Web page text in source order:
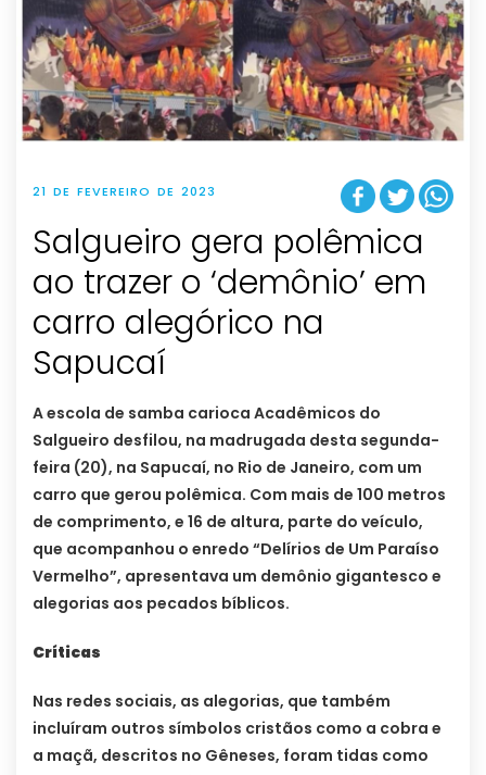
21 DE FEVEREIRO DE 2023
Salgueiro gera polêmica
ao trazer o ‘demônio’ em
carro alegórico na
Sapucaí
A escola de samba carioca Acadêmicos do
Salgueiro desfilou, na madrugada desta segunda-
feira (20), na Sapucaí, no Rio de Janeiro, com um
carro que gerou polêmica. Com mais de 100 metros
de comprimento, e 16 de altura, parte do veículo,
que acompanhou o enredo “Delírios de Um Paraíso
Vermelho”, apresentava um demônio gigantesco e
alegorias aos pecados bíblicos.
Críticas
Nas redes sociais, as alegorias, que também
incluíram outros símbolos cristãos como a cobra e
a maçã, descritos no Gêneses, foram tidas como